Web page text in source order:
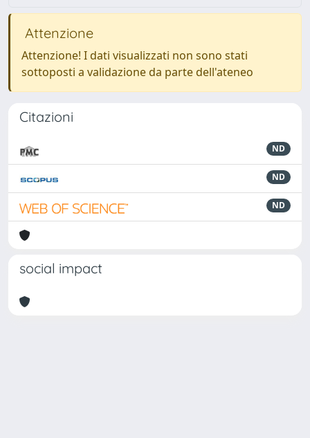
Attenzione
Attenzione! I dati visualizzati non sono stati
sottoposti a validazione da parte dell'ateneo
Citazioni
ND
ND
ND
social impact